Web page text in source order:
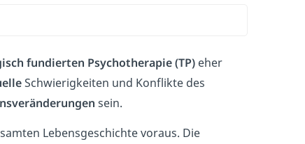
fundierten Psychotherapie (TP) eher
Schwierigkeiten und Konflikte des
sein.
Lebensgeschichte voraus. Die